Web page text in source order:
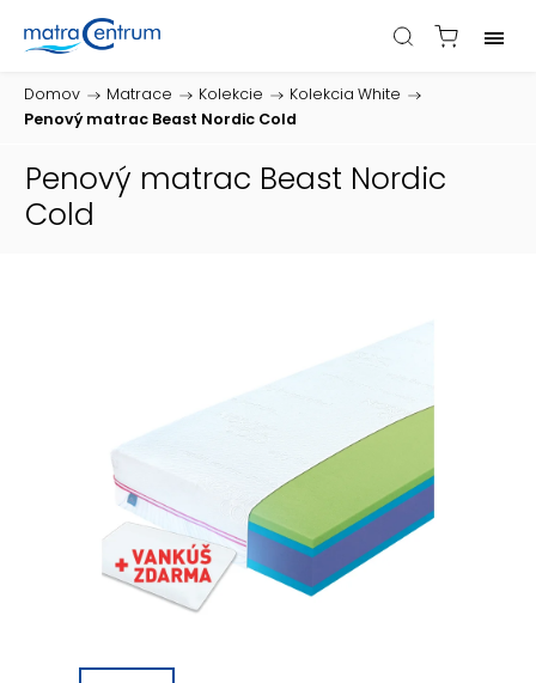
Domov / Matrace / Kolekcie / Kolekcia White /
Penový matrac Beast Nordic Cold
Penový matrac Beast Nordic
Cold